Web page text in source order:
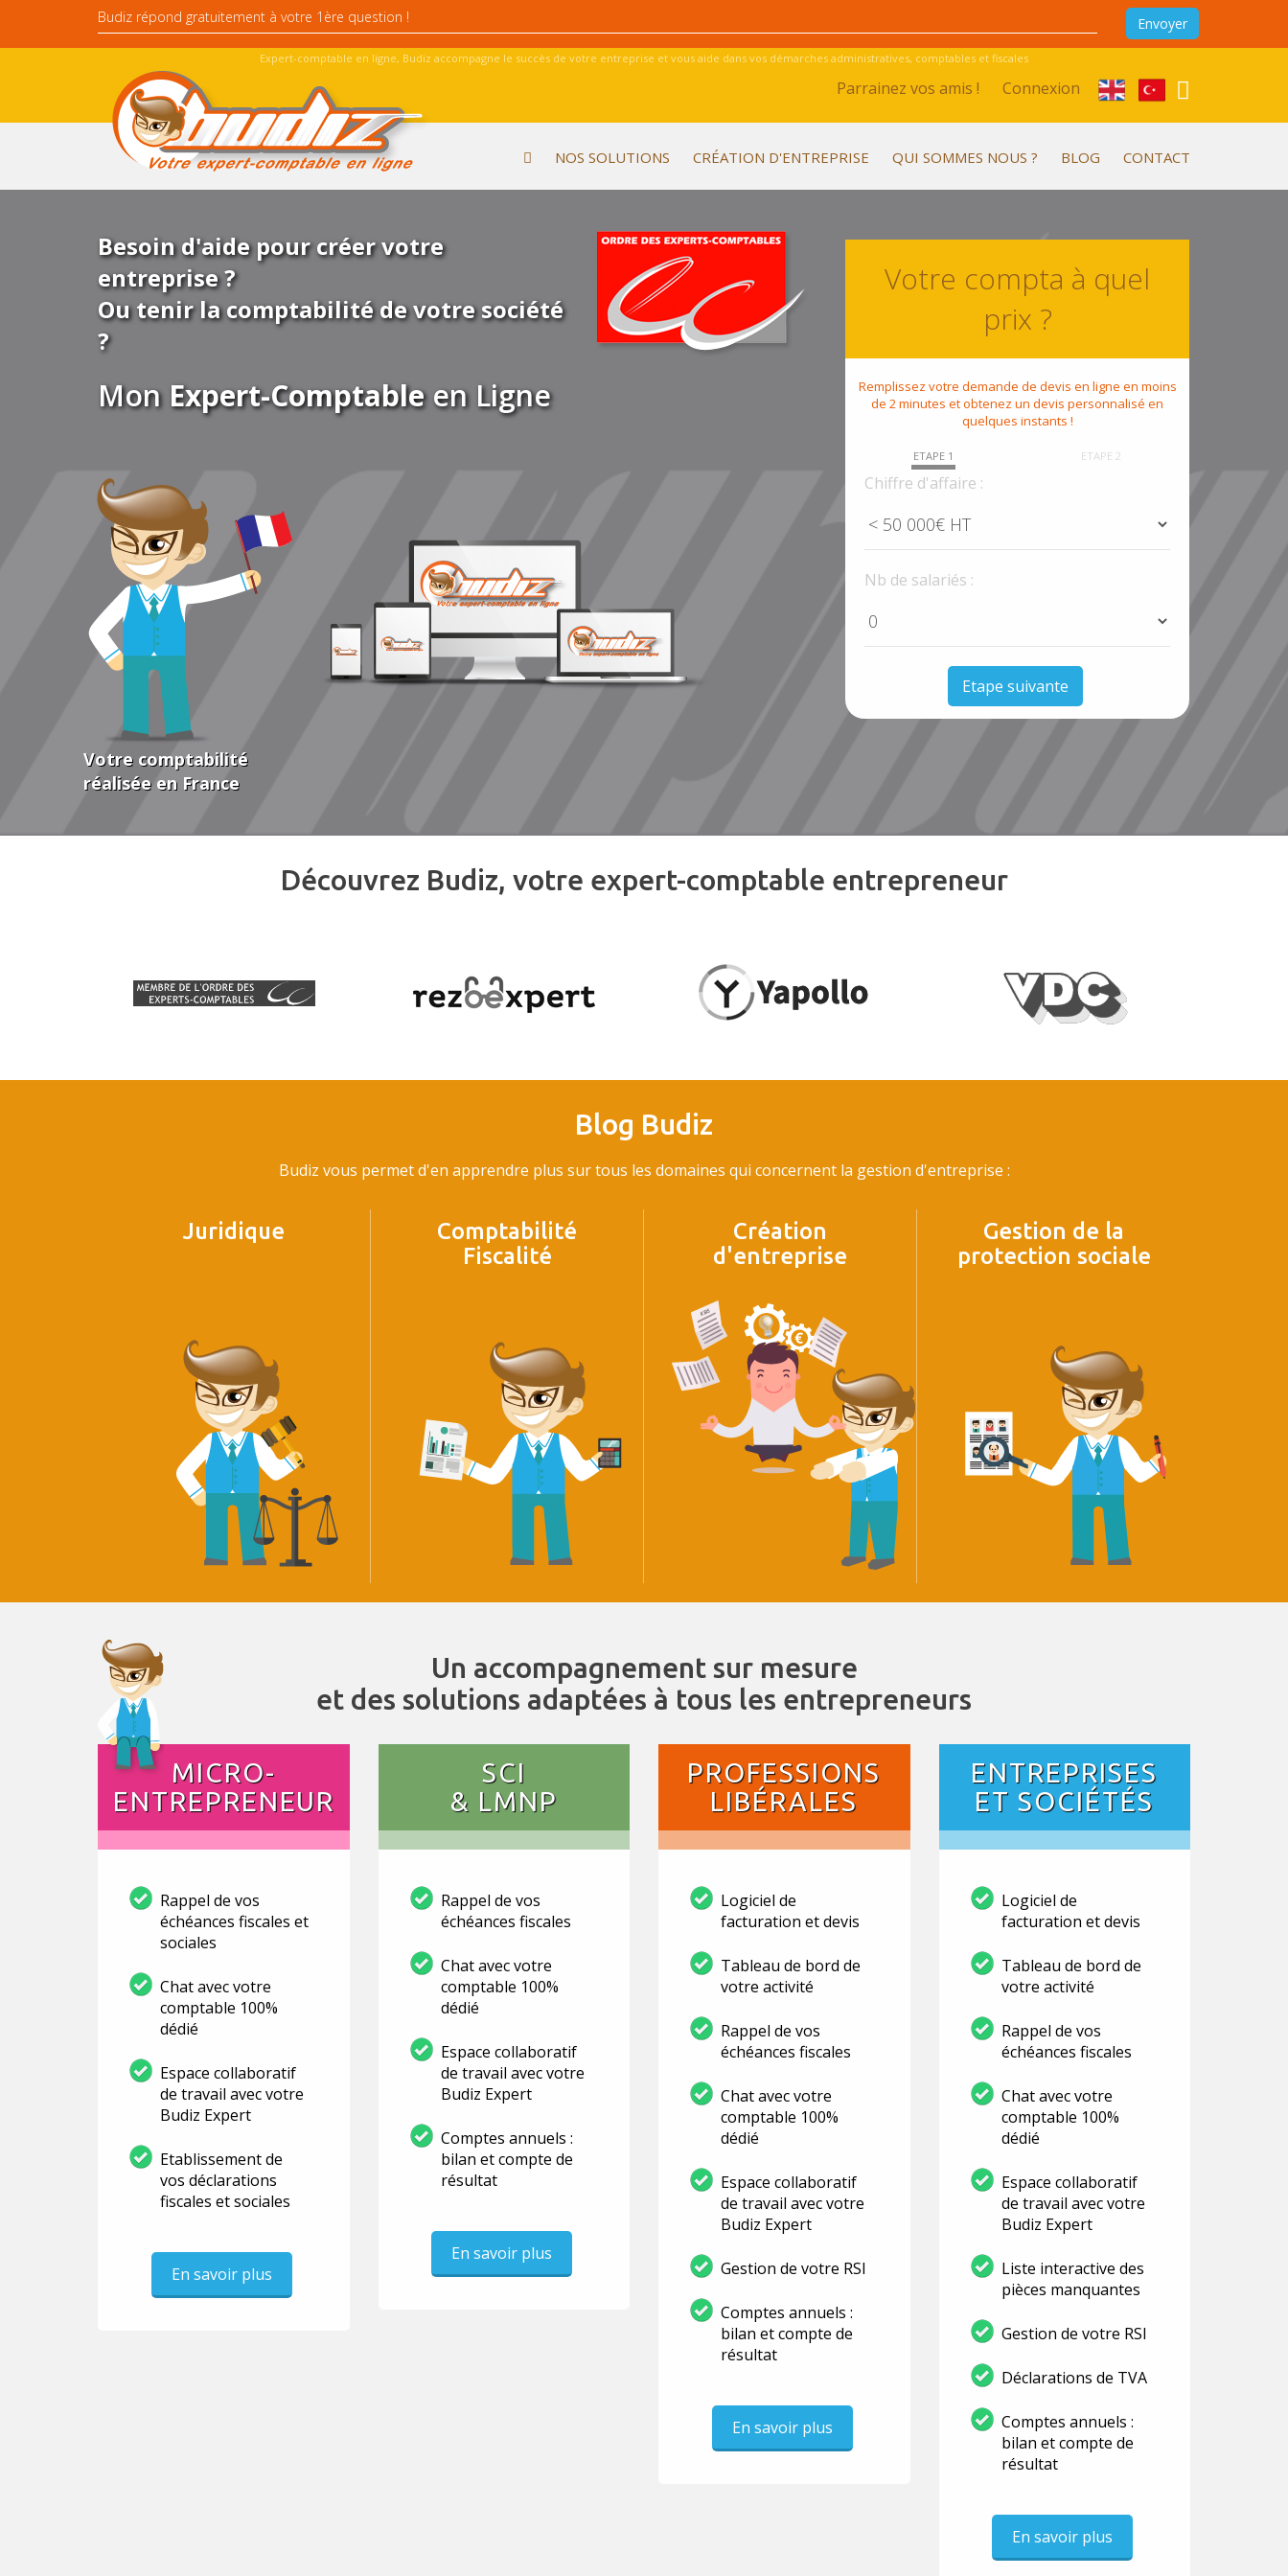
Expert-comptable en ligne, Budiz accompagne le succès de votre entreprise et vous aide dans vos démarches administratives, comptables et fiscales
Parrainez vos amis ! Connexion
NOS SOLUTIONS CRÉATION D'ENTREPRISE QUI SOMMES NOUS ? BLOG CONTACT
Besoin d'aide pour créer votre
entreprise ?
Ou tenir la comptabilité de votre société
?
Mon Expert-Comptableen Ligne
Votre comptabilité
réalisée en France
Votre compta à quel
prix ?
Remplissez votre demande de devis en ligne en moins
de 2 minutes et obtenez un devis personnalisé en
quelques instants !
ETAPE 1 ETAPE 2
Chiffre d'affaire :
Nb de salariés :
Etape suivante
Découvrez Budiz, votre expert-comptable entrepreneur
Blog Budiz
Budiz vous permet d'en apprendre plus sur tous les domaines qui concernent la gestion d'entreprise :
Juridique
Comptabilité
Fiscalité
Création
d'entreprise
Gestion de la
protection sociale
Un accompagnement sur mesure
et des solutions adaptées à tous les entrepreneurs
MICRO-
ENTREPRENEUR
Rappel de vos
échéances fiscales et
sociales
Chat avec votre
comptable 100%
dédié
Espace collaboratif
de travail avec votre
Budiz Expert
Etablissement de
vos déclarations
fiscales et sociales
En savoir plus
SCI
& LMNP
Rappel de vos
échéances fiscales
Chat avec votre
comptable 100%
dédié
Espace collaboratif
de travail avec votre
Budiz Expert
Comptes annuels :
bilan et compte de
résultat
En savoir plus
PROFESSIONS
LIBÉRALES
Logiciel de
facturation et devis
Tableau de bord de
votre activité
Rappel de vos
échéances fiscales
Chat avec votre
comptable 100%
dédié
Espace collaboratif
de travail avec votre
Budiz Expert
Gestion de votre RSI
Comptes annuels :
bilan et compte de
résultat
En savoir plus
ENTREPRISES
ET SOCIÉTÉS
Logiciel de
facturation et devis
Tableau de bord de
votre activité
Rappel de vos
échéances fiscales
Chat avec votre
comptable 100%
dédié
Espace collaboratif
de travail avec votre
Budiz Expert
Liste interactive des
pièces manquantes
Gestion de votre RSI
Déclarations de TVA
Comptes annuels :
bilan et compte de
résultat
En savoir plus